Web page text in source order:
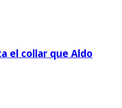
el collar que Aldo